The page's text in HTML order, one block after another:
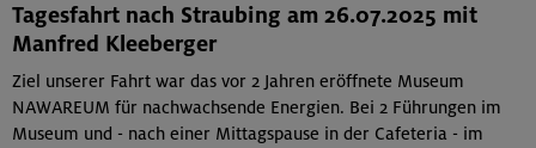
Tagesfahrt nach Straubing am 26.07.2025 mit
Manfred Kleeberger
Ziel unserer Fahrt war das vor 2 Jahren eröffnete Museum
NAWAREUM für nachwachsende Energien. Bei 2 Führungen im
Museum und - nach einer Mittagspause in der Cafeteria - im